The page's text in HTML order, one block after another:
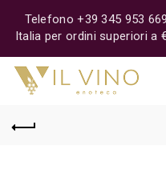
Telefono +39 345 953
Italia per ordini superiori a